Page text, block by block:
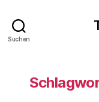
Suchen